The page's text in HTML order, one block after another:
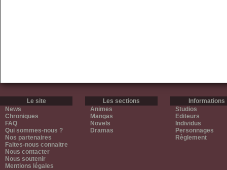
Le site
News
Chroniques
FAQ
Qui sommes-nous ?
Nos partenaires
Faites-nous connaitre
Nous contacter
Nous soutenir
Mentions légales
Les sections
Animes
Mangas
Novels
Dramas
Informations
Studios
Editeurs
Individus
Personnages
Règlement